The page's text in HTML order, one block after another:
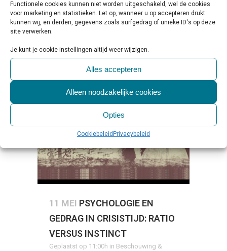
Functionele cookies kunnen niet worden uitgeschakeld, wel de cookies
voor marketing en statistieken. Let op, wanneer u op accepteren drukt
kunnen wij, en derden, gegevens zoals surfgedrag of unieke ID's op deze
site verwerken.
Je kunt je cookie instellingen altijd weer wijzigen.
Alles accepteren
Alleen noodzakelijke cookies
Opties
Cookiebeleid Privacybeleid
pesten – In dit boek vertelt...
11 MEI PSYCHOLOGIE EN
GEDRAG IN CRISISTIJD: RATIO
VERSUS INSTINCT
Geplaatst op 11:00h in Beschouwing &